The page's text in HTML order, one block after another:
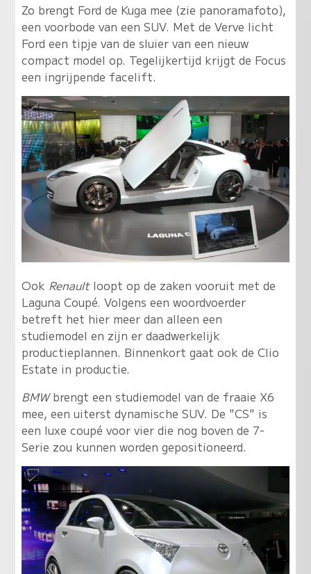
Zo brengt Ford de Kuga mee (zie panoramafoto),
een voorbode van een SUV. Met de Verve licht
Ford een tipje van de sluier van een nieuw
compact model op. Tegelijkertijd krijgt de Focus
een ingrijpende facelift.
Ook Renaultloopt op de zaken vooruit met de
Laguna Coupé. Volgens een woordvoerder
betreft het hier meer dan alleen een
studiemodel en zijn er daadwerkelijk
productieplannen. Binnenkort gaat ook de Clio
Estate in productie.
BMWbrengt een studiemodel van de fraaie X6
mee, een uiterst dynamische SUV. De "CS" is
een luxe coupé voor vier die nog boven de 7-
Serie zou kunnen worden gepositioneerd.